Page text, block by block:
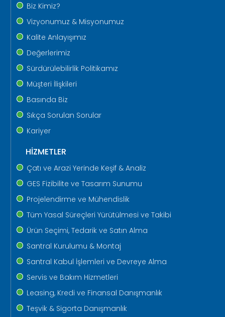
Biz Kimiz?
Vizyonumuz & Misyonumuz
Kalite Anlayışımız
Değerlerimiz
Sürdürülebilirlik Politikamız
Müşteri İlişkileri
Basında Biz
Sıkça Sorulan Sorular
Kariyer
HİZMETLER
Çatı ve Arazi Yerinde Keşif & Analiz
GES Fizibilite ve Tasarım Sunumu
Projelendirme ve Mühendislik
Tüm Yasal Süreçleri Yürütülmesi ve Takibi
Ürün Seçimi, Tedarik ve Satın Alma
Santral Kurulumu & Montaj
Santral Kabul İşlemleri ve Devreye Alma
Servis ve Bakım Hizmetleri
Leasing, Kredi ve Finansal Danışmanlık
Teşvik & Sigorta Danışmanlık